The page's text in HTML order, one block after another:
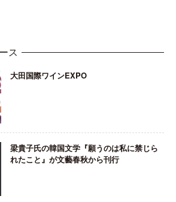
ス
大田国際ワインEXPO
梁貴子氏の韓国文学『願うのは私に禁じら
れたこと』が文藝春秋から刊行